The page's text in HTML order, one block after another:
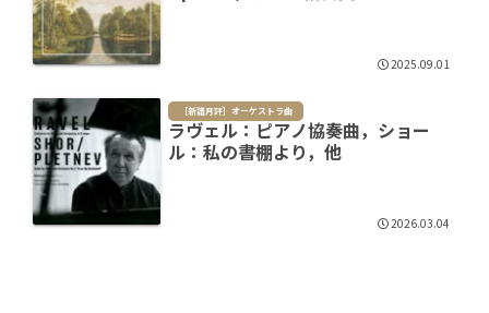
2025.09.01
［新譜月評］オーケストラ曲
ラヴェル：ピアノ協奏曲，ショー
ル：私の書棚より，他
2026.03.04